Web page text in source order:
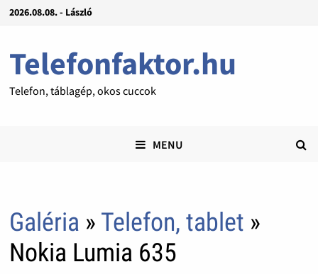
2026.08.08. - László
Telefonfaktor.hu
Telefon, táblagép, okos cuccok
MENU
Galéria » Telefon, tablet »
Nokia Lumia 635